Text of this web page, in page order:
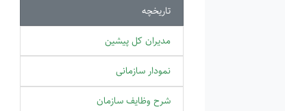
تاریخچه
مدیران کل پیشین
نمودار سازمانی
شرح وظایف سازمان